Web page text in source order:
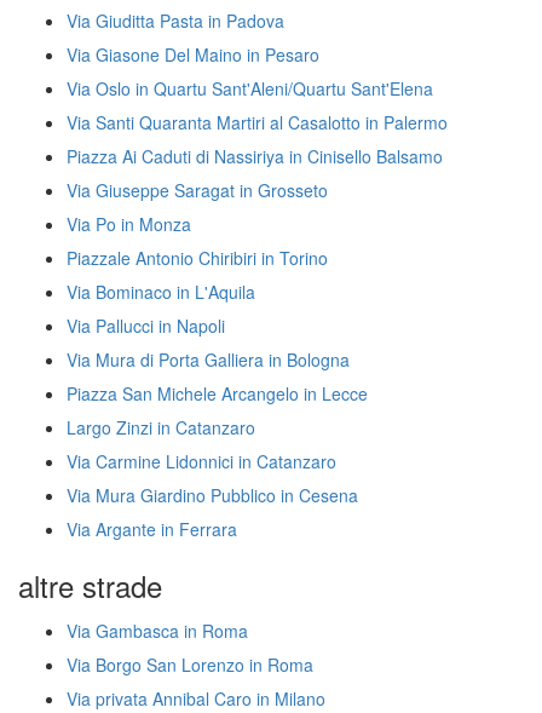
Via Giuditta Pasta in Padova
Via Giasone Del Maino in Pesaro
Via Oslo in Quartu Sant'Aleni/Quartu Sant'Elena
Via Santi Quaranta Martiri al Casalotto in Palermo
Piazza Ai Caduti di Nassiriya in Cinisello Balsamo
Via Giuseppe Saragat in Grosseto
Via Po in Monza
Piazzale Antonio Chiribiri in Torino
Via Bominaco in L'Aquila
Via Pallucci in Napoli
Via Mura di Porta Galliera in Bologna
Piazza San Michele Arcangelo in Lecce
Largo Zinzi in Catanzaro
Via Carmine Lidonnici in Catanzaro
Via Mura Giardino Pubblico in Cesena
Via Argante in Ferrara
altre strade
Via Gambasca in Roma
Via Borgo San Lorenzo in Roma
Via privata Annibal Caro in Milano